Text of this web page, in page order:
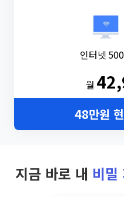
인터넷
월
48만원
지금 바로 내 비밀